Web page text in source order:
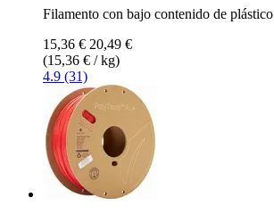
Filamento con bajo contenido de plástico
15,36 € 20,49 €
(15,36 € / kg)
4.9 (31)